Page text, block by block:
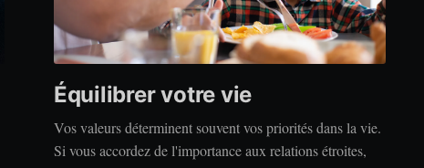
Équilibrer votre vie
Vos valeurs déterminent souvent vos priorités dans la vie.
Si vous accordez de l'importance aux relations étroites,